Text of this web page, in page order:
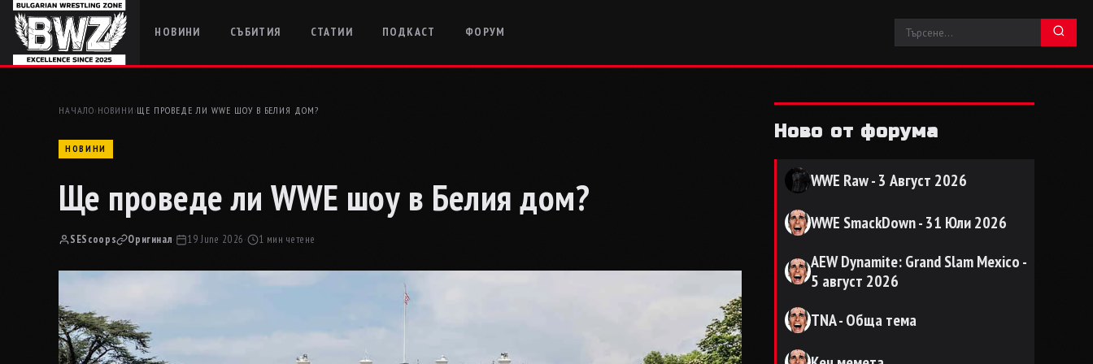
НОВИНИ СЪБИТИЯ СТАТИИ ПОДКАСТ ФОРУМ
НАЧАЛО› НОВИНИ ›ЩЕ ПРОВЕДЕ ЛИ WWE ШОУ В БЕЛИЯ ДОМ?
НОВИНИ
Ще проведе ли WWE шоу в Белия дом?
SEScoops Оригинал· 19 June 2026· 1 мин четене
Ново от форума
WWE Raw - 3 Август 2026
WWE SmackDown - 31 Юли 2026
AEW Dynamite: Grand Slam Mexico -
5 август 2026
TNA - Обща тема